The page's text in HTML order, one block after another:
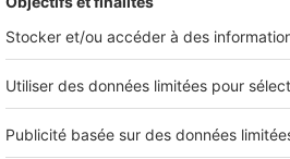
affichentdes records d’audience
de projetset par conséquent, une
au sein du Groupe SeLoger,